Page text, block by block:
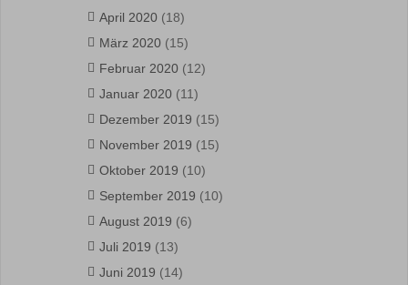
April 2020 (18)
März 2020 (15)
Februar 2020 (12)
Januar 2020 (11)
Dezember 2019 (15)
November 2019 (15)
Oktober 2019 (10)
September 2019 (10)
August 2019 (6)
Juli 2019 (13)
Juni 2019 (14)